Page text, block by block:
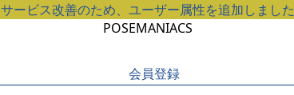
サービス改善のため、ユーザー属性を追加しました
POSEMANIACS
会員登録